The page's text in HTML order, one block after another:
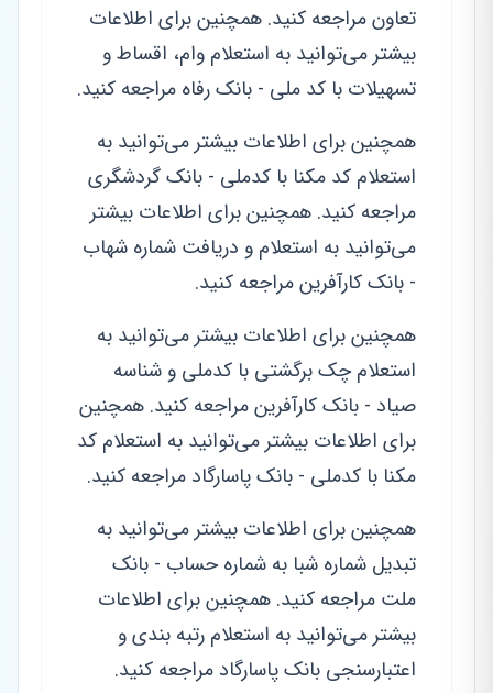
تعاون مراجعه کنید. همچنین برای اطلاعات
بیشتر می‌توانید به استعلام وام، اقساط و
تسهیلات با کد ملی - بانک رفاه مراجعه کنید.
همچنین برای اطلاعات بیشتر می‌توانید به
استعلام کد مکنا با کدملی - بانک گردشگری
مراجعه کنید. همچنین برای اطلاعات بیشتر
می‌توانید به استعلام و دریافت شماره شهاب
- بانک کارآفرین مراجعه کنید.
همچنین برای اطلاعات بیشتر می‌توانید به
استعلام چک برگشتی با کدملی و شناسه
صیاد - بانک کارآفرین مراجعه کنید. همچنین
برای اطلاعات بیشتر می‌توانید به استعلام کد
مکنا با کدملی - بانک پاسارگاد مراجعه کنید.
همچنین برای اطلاعات بیشتر می‌توانید به
تبدیل شماره شبا به شماره حساب - بانک
ملت مراجعه کنید. همچنین برای اطلاعات
بیشتر می‌توانید به استعلام رتبه بندی و
اعتبارسنجی بانک پاسارگاد مراجعه کنید.